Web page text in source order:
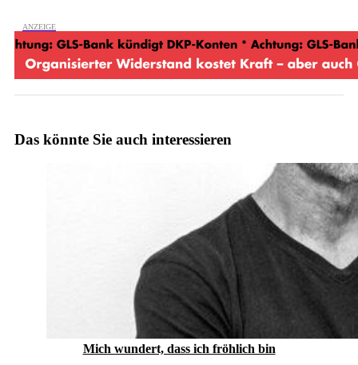
Das könnte Sie auch interessieren
Mich wundert, dass ich fröhlich bin